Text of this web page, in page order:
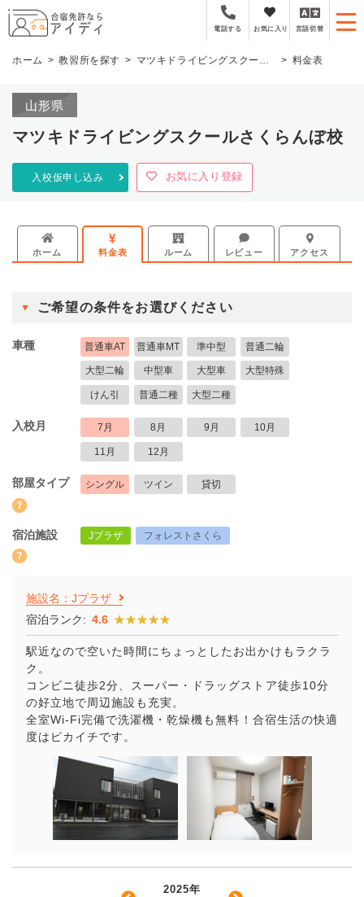
全国厳選の合宿免許プ
電話する お気に入り 言語切替
ホーム 教習所を探す マツキドライビングスクールさくらんぼ校 料金表
山形県
マツキドライビングスクールさくらんぼ校
入校仮申し込み お気に入り登録
ホーム 料金表 ルーム レビュー アクセス
ご希望の条件をお選びください
車種 普通車AT 普通車MT 準中型 普通二輪
大型二輪 中型車 大型車 大型特殊
けん引 普通二種 大型二種
入校月 7月 8月 9月 10月
11月 12月
部屋タイプ シングル ツイン 貸切
宿泊施設 Jプラザ フォレストさくら
施設名：Jプラザ
宿泊ランク: 4.6 ★★★★★
★★★★★
駅近なので空いた時間にちょっとしたお出かけもラクラ
ク。
コンビニ徒歩2分、スーパー・ドラッグストア徒歩10分
の好立地で周辺施設も充実。
全室Wi-Fi完備で洗濯機・乾燥機も無料！合宿生活の快適
度はピカイチです。
2025年